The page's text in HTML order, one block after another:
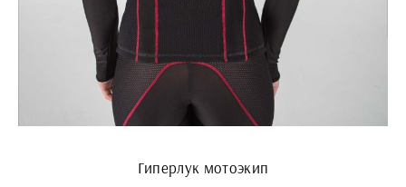
Гиперлук мотоэкип